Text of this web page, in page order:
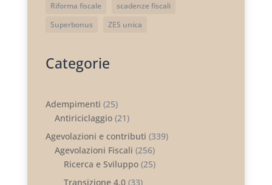
Riforma fiscale
scadenze fiscali
Superbonus
ZES unica
Categorie
Adempimenti (25)
Antiriciclaggio(21)
Agevolazioni e contributi (339)
Agevolazioni Fiscali (256)
Ricerca e Sviluppo(25)
Transizione 4.0(33)